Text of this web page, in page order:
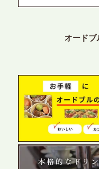
プレスリリースのご
目の展開で、拡大す
2026.6.4
プレスリリースのご
の離職防止に。オフ
う「お祭りケータリ
2026.5.29
オードブ